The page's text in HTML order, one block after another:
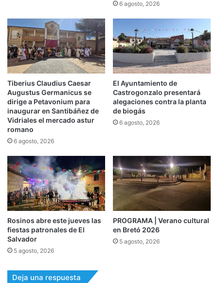
6 agosto, 2026
Tiberius Claudius Caesar
Augustus Germanicus se
dirige a Petavonium para
inaugurar en Santibáñez de
Vidriales el mercado astur
romano
6 agosto, 2026
El Ayuntamiento de
Castrogonzalo presentará
alegaciones contra la planta
de biogás
6 agosto, 2026
Rosinos abre este jueves las
fiestas patronales de El
Salvador
5 agosto, 2026
PROGRAMA | Verano cultural
en Bretó 2026
5 agosto, 2026
Deja una respuesta